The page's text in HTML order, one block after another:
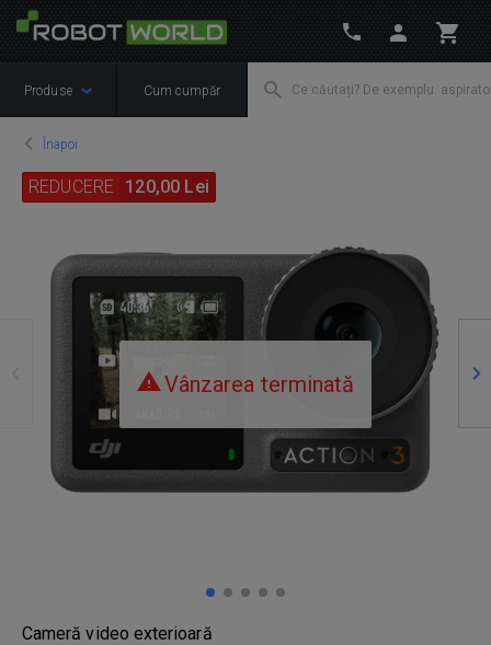
Produse Cum cumpăr
Înapoi
Precedente
Vânzarea terminată
REDUCERE 120,00 Lei
Cameră video exterioară